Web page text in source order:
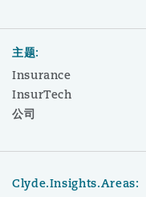
主题:
Insurance
InsurTech
公司
Clyde.Insights.Areas: